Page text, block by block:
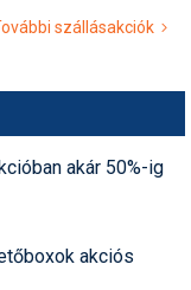
szállásakciók
akár 50%-ig
akciós